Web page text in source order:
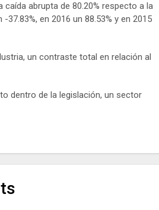
abrupta de 80.20% respecto a la
en 2016 un 88.53% y en 2015
un contraste total en relación al
dentro de la legislación, un sector